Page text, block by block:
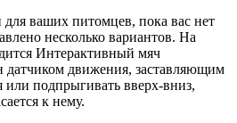
для ваших питомцев, пока вас нет
несколько вариантов. На
Интерактивный мяч
датчиком движения, заставляющим
или подпрыгивать вверх-вниз,
к нему.